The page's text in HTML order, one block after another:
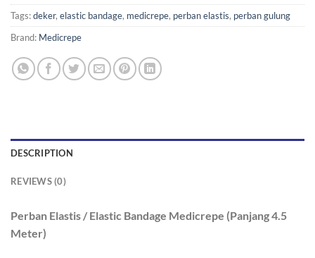
Tags:deker, elastic bandage, medicrepe, perban elastis, perban gulung
Brand: Medicrepe
DESCRIPTION
REVIEWS (0)
Perban Elastis / Elastic Bandage Medicrepe (Panjang 4.5
Meter)